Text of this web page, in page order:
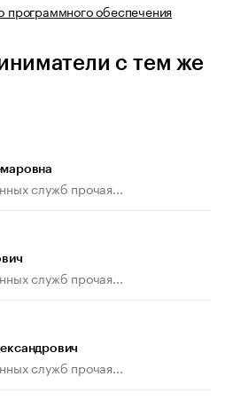
программного обеспечения
с тем же
служб прочая...
служб прочая...
служб прочая...